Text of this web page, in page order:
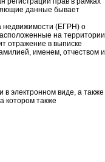
данные бывает
недвижимости (ЕГРН) о
на территории
отражение в выписке
именем, отчеством и
электронном виде, а также
котором также